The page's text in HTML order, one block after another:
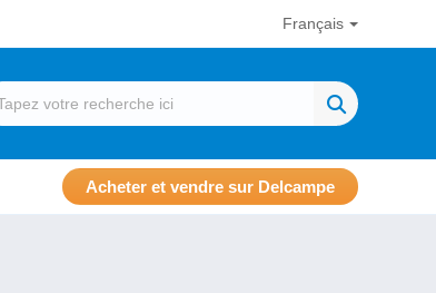
Français
Acheter et vendre sur Delcampe